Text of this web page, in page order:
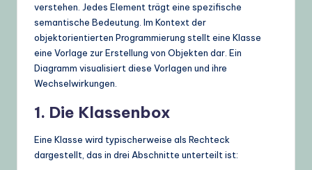
verstehen. Jedes Element trägt eine spezifische
semantische Bedeutung. Im Kontext der
objektorientierten Programmierung stellt eine Klasse
eine Vorlage zur Erstellung von Objekten dar. Ein
Diagramm visualisiert diese Vorlagen und ihre
Wechselwirkungen.
1. Die Klassenbox
Eine Klasse wird typischerweise als Rechteck
dargestellt, das in drei Abschnitte unterteilt ist: